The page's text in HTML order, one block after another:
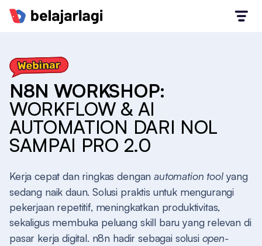
N8N WORKSHOP:
WORKFLOW & AI
AUTOMATION DARI NOL
SAMPAI PRO 2.0
Kerja cepat dan ringkas denganautomation tool yang
sedang naik daun. Solusi praktis untuk mengurangi
pekerjaan repetitif, meningkatkan produktivitas,
sekaligus membuka peluang skill baru yang relevan di
pasar kerja digital. n8n hadir sebagai solusi open-